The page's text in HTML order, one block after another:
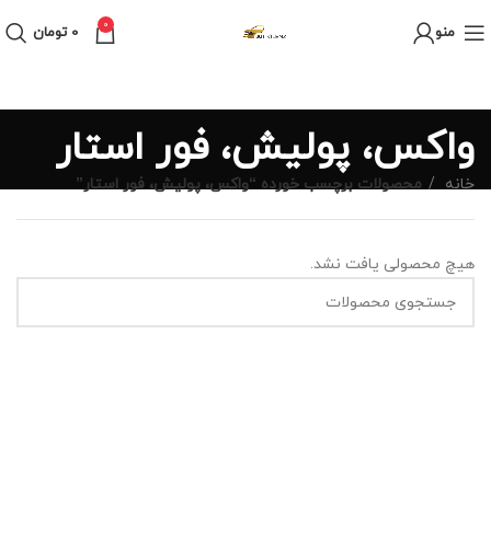
منو 0
0 تومان
واکس، پولیش، فور استار
خانه محصولات برچسب خورده “واکس، پولیش، فور استار”
هیچ محصولی یافت نشد.